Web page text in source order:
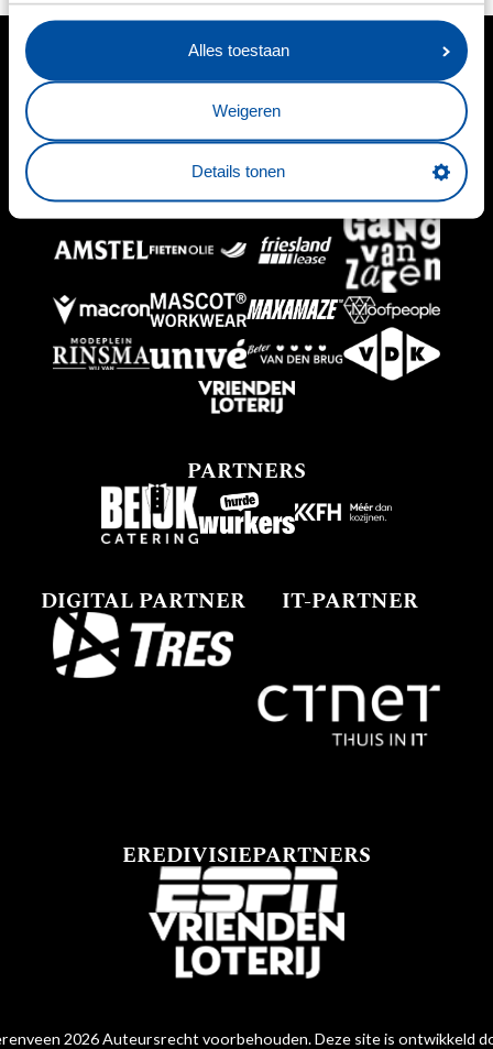
Alles toestaan
Weigeren
Details tonen
HOOFDSPONSOR
BUSINESSPARTNERS
PARTNERS
DIGITAL PARTNER IT-PARTNER
EREDIVISIEPARTNERS
2026 Auteursrecht voorbehouden. Deze site is ontwikkeld